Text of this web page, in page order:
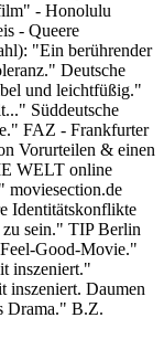
- Honolulu
- Queere
"Ein berührender
Deutsche
und leichtfüßig."
Süddeutsche
FAZ - Frankfurter
Vorurteilen & einen
WELT online
moviesection.de
Identitätskonflikte
zu sein." TIP Berlin
Good-Movie."
inszeniert."
Daumen
Drama." B.Z.